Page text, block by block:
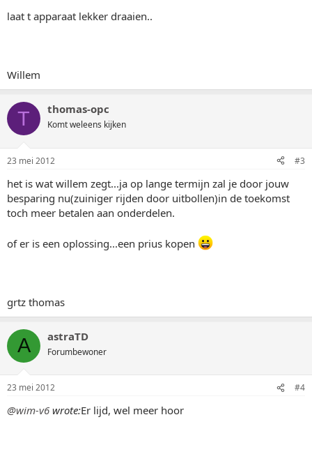
laat t apparaat lekker draaien..
Willem
T thomas-opc
Komt weleens kijken
23 mei 2012 #3
het is wat willem zegt...ja op lange termijn zal je door jouw
besparing nu(zuiniger rijden door uitbollen)in de toekomst
toch meer betalen aan onderdelen.
of er is een oplossing...een prius kopen
grtz thomas
A astraTD
Forumbewoner
23 mei 2012 #4
@wim-v6 wrote:Er lijd, wel meer hoor